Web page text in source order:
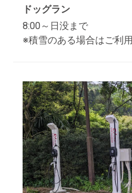
ドッグラン
8:00～日没まで
※積雪のある場合はご利